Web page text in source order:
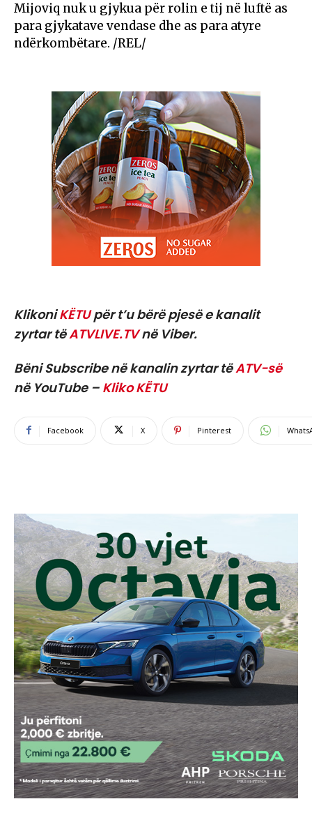
Mijoviq nuk u gjykua për rolin e tij në luftë as
para gjykatave vendase dhe as para atyre
ndërkombëtare. /REL/
KlikoniKËTUpër t’u bërë pjesë e kanalit
zyrtar tëATVLIVE.TVnë Viber.
Bëni Subscribe në kanalin zyrtar tëATV-së
në YouTube – Kliko KËTU
Facebook X Pinterest